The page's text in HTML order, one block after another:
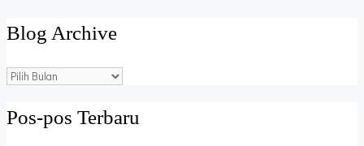
Blog Archive
Blog
Pos-pos Terbaru